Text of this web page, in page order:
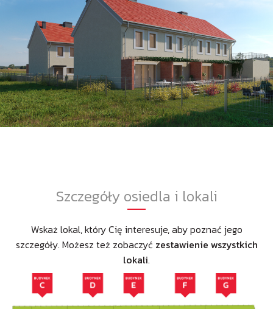
Szczegóły osiedla i lokali
Wskaż lokal, który Cię interesuje, aby poznać jego
szczegóły. Możesz też zobaczyć zestawienie wszystkich
lokali.